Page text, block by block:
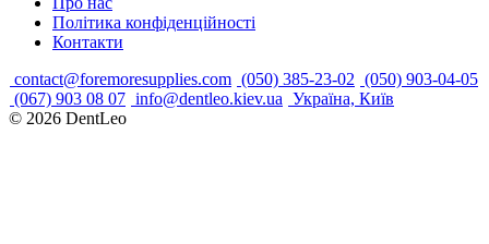
Політика конфіденційності
Контакти
contact@foremoresupplies.com (050) 385-23-02 (050) 903-04-05
(067) 903 08 07 info@dentleo.kiev.ua Україна, Київ
© 2026 DentLeo